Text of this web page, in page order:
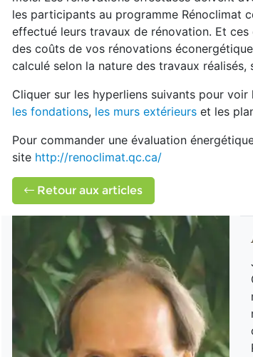
les participants au programme Rénoclimat
effectué leurs travaux de rénovation. Et ces
des coûts de vos rénovations
calculé selon la nature des travaux
Cliquer sur les hyperliens suivants pour
les fondations, les murs extérieurs et les
Pour commander une évaluation
site http://renoclimat.qc.ca/
Retour aux articles